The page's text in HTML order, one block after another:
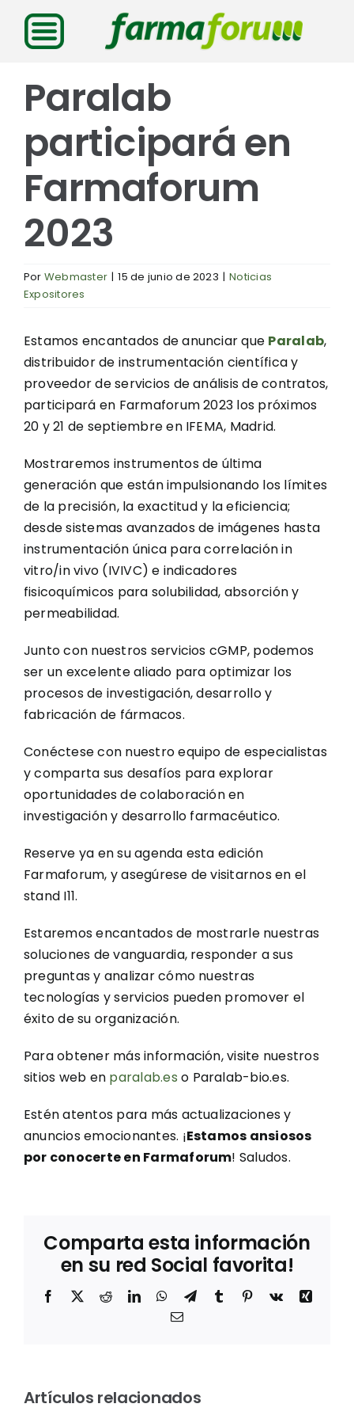
Saltar
contenido
Paralab
participará en
Farmaforum
2023
Por Webmaster | 15 de junio de 2023 | Noticias
Expositores
Estamos encantados de anunciar que Paralab,
distribuidor de instrumentación científica y
proveedor de servicios de análisis de contratos,
participará en Farmaforum 2023 los próximos
20 y 21 de septiembre en IFEMA, Madrid.
Mostraremos instrumentos de última
generación que están impulsionando los límites
de la precisión, la exactitud y la eficiencia;
desde sistemas avanzados de imágenes hasta
instrumentación única para correlación in
vitro/in vivo (IVIVC) e indicadores
fisicoquímicos para solubilidad, absorción y
permeabilidad.
Junto con nuestros servicios cGMP, podemos
ser un excelente aliado para optimizar los
procesos de investigación, desarrollo y
fabricación de fármacos.
Conéctese con nuestro equipo de especialistas
y comparta sus desafíos para explorar
oportunidades de colaboración en
investigación y desarrollo farmacéutico.
Reserve ya en su agenda esta edición
Farmaforum, y asegúrese de visitarnos en el
stand I11.
Estaremos encantados de mostrarle nuestras
soluciones de vanguardia, responder a sus
preguntas y analizar cómo nuestras
tecnologías y servicios pueden promover el
éxito de su organización.
Para obtener más información, visite nuestros
sitios web en paralab.es o Paralab-bio.es.
Estén atentos para más actualizaciones y
anuncios emocionantes. ¡Estamos ansiosos
por conocerte en Farmaforum! Saludos.
Comparta esta información
en su red Social favorita!
Facebook
X RedditLinkedInWhatsApp
TelegramTumblr Pinterest
Vk
Xing
Correo
Artículos relacionados
en el
laboratorio: